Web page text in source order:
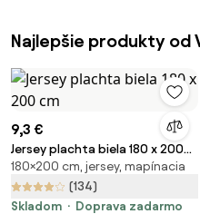
Najlepšie produkty od
9,3 €
Jersey plachta biela 180 x 200
cm
180×200 cm, jersey, mapínacia
(134)
Skladom
Doprava zadarmo